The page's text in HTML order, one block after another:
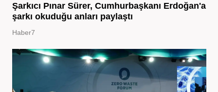
Şarkıcı Pınar Sürer, Cumhurbaşkanı Erdoğan'a
şarkı okuduğu anları paylaştı
Haber7